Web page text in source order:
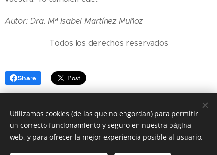
Autor: Dra. Mª Isabel Martínez Muñoz
Todos los derechos reservados
Share
© 2018Córdoba Nutrición y Salud. Todos los derechos
reservados
Utilizamos cookies (de las que no engordan) para permitir
un correcto funcionamiento y seguro en nuestra página
web, y para ofrecer la mejor experiencia posible al usuario.